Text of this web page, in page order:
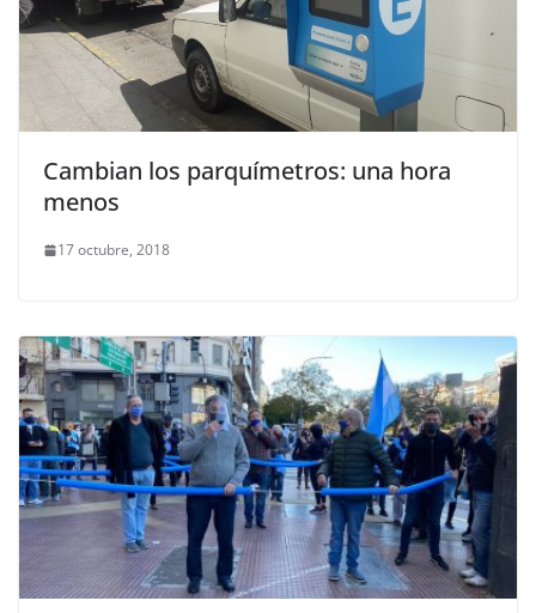
Cambian los parquímetros: una hora
menos
17 octubre, 2018